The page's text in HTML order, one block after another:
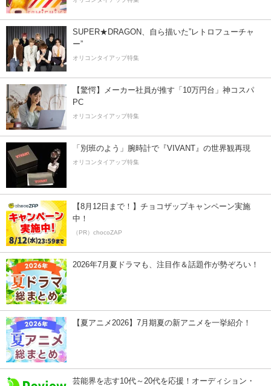
SUPER★DRAGON、自ら描いた”レトロフューチャ
ー”
オリコンタイアップ特集
【驚愕】メーカー社員が推す「10万円台」神コスパ
PC
オリコンタイアップ特集
「別班のよう」腕時計で『VIVANT』の世界観再現
オリコンタイアップ特集
【8月12日まで！】チョコザップキャンペーン実施
中！
（PR）chocoZAP
2026年7月夏ドラマも、注目作＆話題作が勢ぞろい！
【夏アニメ2026】7月期夏の新アニメを一挙紹介！
芸能界を志す10代～20代を応援！オーディション・